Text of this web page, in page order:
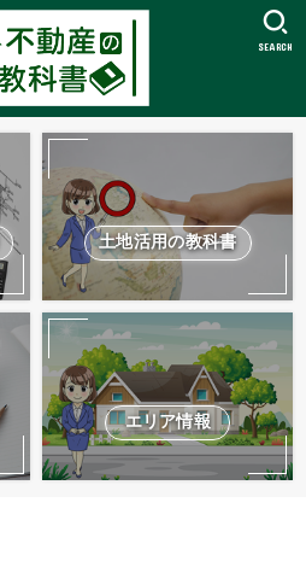
SEARCH
土地活用の教科書
エリア情報